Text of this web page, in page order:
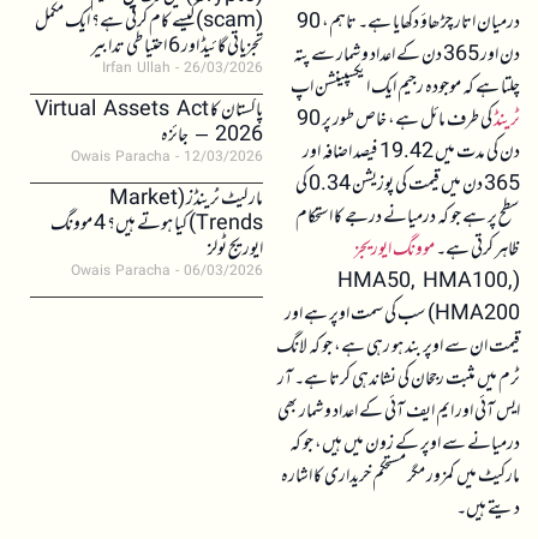
درمیان اتار چڑھاؤ دکھایا ہے۔ تاہم، 90
دن اور 365 دن کے اعداد و شمار سے پتہ
چلتا ہے کہ موجودہ رجیم ایک ایکسپینشن اپ
ٹرینڈ
کی طرف مائل ہے، خاص طور پر 90
دن کی مدت میں 19.42 فیصد اضافہ اور
365 دن میں قیمت کی پوزیشن 0.34 کی
سطح پر ہے جو کہ درمیانے درجے کا استحکام
ظاہر کرتی ہے۔موونگ ایوریج
(HMA50, HMA100,
HMA200) سب کی سمت اوپر ہے اور
قیمت ان سے اوپر بند ہو رہی ہے، جو کہ لانگ
ٹرم میں مثبت رجحان کی نشاندہی کرتا ہے۔ آر
ایس آئی اور ایم ایف آئی کے اعداد و شمار بھی
درمیانے سے اوپر کے زون میں ہیں، جو کہ
مارکیٹ میں کمزور مگر مستحکم خریداری کا اشارہ
دیتے ہیں۔
(scam)کیسے کام کرتی ہے؟ ایک مکمل
تجزیاتی گائیڈ اور 6 احتیاطی تدابیر
Irfan Ullah 26/03/2026
پاکستان کا Virtual Assets Act
2026 – جائزہ
Owais Paracha 12/03/2026
مارکیٹ ٹرینڈز (Market
Trends) کیا ہوتے ہیں؟ 4 موونگ
ایوریج ٹولز
Owais Paracha 06/03/2026